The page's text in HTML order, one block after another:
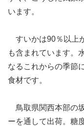
います。
すいかは90％以上
も含まれています。
なるこれからの季節
食材です。
鳥取県関西本部の
ーを通して出荷。糖